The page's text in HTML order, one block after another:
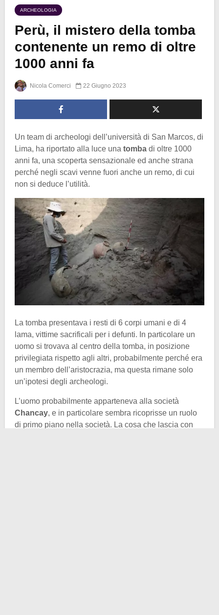
ARCHEOLOGIA
Perù, il mistero della tomba
contenente un remo di oltre
1000 anni fa
Nicola Comerci 22 Giugno 2023
Un team di archeologi dell’università di San Marcos, di
Lima, ha riportato alla luce una tomba di oltre 1000
anni fa, una scoperta sensazionale ed anche strana
perché negli scavi venne fuori anche un remo, di cui
non si deduce l’utilità.
La tomba presentava i resti di 6 corpi umani e di 4
lama, vittime sacrificali per i defunti. In particolare un
uomo si trovava al centro della tomba, in posizione
privilegiata rispetto agli altri, probabilmente perché era
un membro dell’aristocrazia, ma questa rimane solo
un’ipotesi degli archeologi.
L’uomo probabilmente apparteneva alla società
Chancay, e in particolare sembra ricoprisse un ruolo
di primo piano nella società. La cosa che lascia con